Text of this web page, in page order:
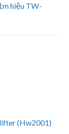
hiệu TW-
(Hw2001)